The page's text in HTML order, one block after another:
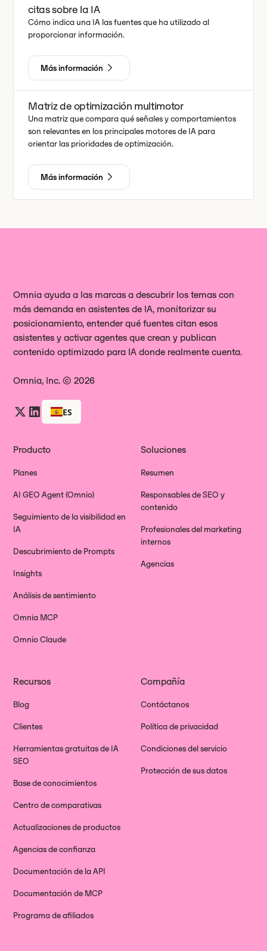
citas sobre la IA
Cómo indica una IA las fuentes que ha utilizado al
proporcionar información.
Más información
Matriz de optimización multimotor
Una matriz que compara qué señales y comportamientos
son relevantes en los principales motores de IA para
orientar las prioridades de optimización.
Más información
Omnia ayuda a las marcas a descubrir los temas con
más demanda en asistentes de IA, monitorizar su
posicionamiento, entender qué fuentes citan esos
asistentes y activar agentes que crean y publican
contenido optimizado para IA donde realmente cuenta.
Omnia, Inc. © 2026
ES
Producto
Planes
AI GEO Agent (Omnio)
Seguimiento de la visibilidad en
IA
Descubrimiento de Prompts
Insights
Análisis de sentimiento
Omnia MCP
Omnio Claude
Soluciones
Resumen
Responsables de SEO y
contenido
Profesionales del marketing
internos
Agencias
Recursos
Blog
Clientes
Herramientas gratuitas de IA
SEO
Base de conocimientos
Centro de comparativas
Actualizaciones de productos
Agencias de confianza
Documentación de la API
Documentación de MCP
Programa de afiliados
Compañía
Contáctanos
Política de privacidad
Condiciones del servicio
Protección de sus datos